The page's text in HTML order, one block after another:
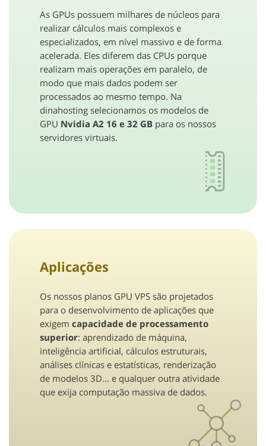
As GPUs possuem milhares de núcleos para
realizar cálculos mais complexos e
especializados, em nível massivo e de forma
acelerada. Eles diferem das CPUs porque
realizam mais operações em paralelo, de
modo que mais dados podem ser
processados ​​ao mesmo tempo. Na
dinahosting selecionamos os modelos de
GPU Nvidia A2 16 e 32 GB para os nossos
servidores virtuais.
Aplicações
Os nossos planos GPU VPS são projetados
para o desenvolvimento de aplicações que
exigem capacidade de processamento
superior: aprendizado de máquina,
inteligência artificial, cálculos estruturais,
análises clínicas e estatísticas, renderização
de modelos 3D... e qualquer outra atividade
que exija computação massiva de dados.